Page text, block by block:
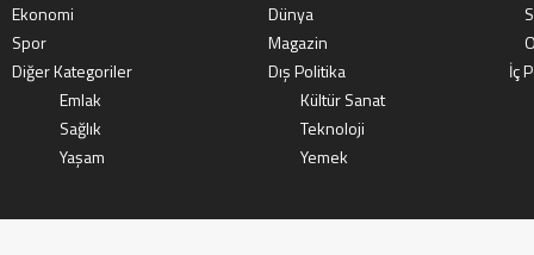
Ekonomi
Dünya
Spor
Magazin
Diğer Kategoriler
Dış Politika
İç
Emlak
Kültür Sanat
Sağlık
Teknoloji
Yaşam
Yemek